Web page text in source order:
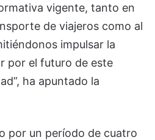
vigente, tanto en
de viajeros como al
impulsar la
por el futuro de este
ha apuntado la
por un período de cuatro